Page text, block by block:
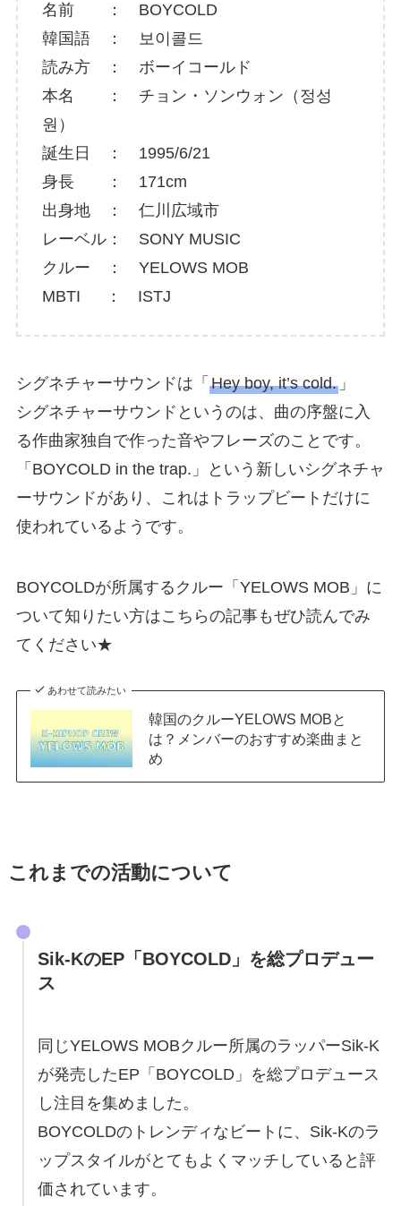
名前 ： BOYCOLD
韓国語 ： 보이콜드
読み方 ： ボーイコールド
本名 ： チョン・ソンウォン（정성
원）
誕生日 ： 1995/6/21
身長 ： 171cm
出身地 ： 仁川広域市
レーベル： SONY MUSIC
クルー ： YELOWS MOB
MBTI ： ISTJ
シグネチャーサウンドは「 Hey boy, it’s cold.」
シグネチャーサウンドというのは、曲の序盤に入
る作曲家独自で作った音やフレーズのことです。
「BOYCOLD in the trap.」という新しいシグネチャ
ーサウンドがあり、これはトラップビートだけに
使われているようです。
BOYCOLDが所属するクルー「YELOWS MOB」に
ついて知りたい方はこちらの記事もぜひ読んでみ
てください★
あわせて読みたい
韓国のクルーYELOWS MOBと
は？メンバーのおすすめ楽曲まと
め
これまでの活動について
Sik-KのEP「BOYCOLD」を総プロデュー
ス
同じYELOWS MOBクルー所属のラッパーSik-K
が発売したEP「BOYCOLD」を総プロデュース
し注目を集めました。
BOYCOLDのトレンディなビートに、Sik-Kのラ
ップスタイルがとてもよくマッチしていると評
価されています。